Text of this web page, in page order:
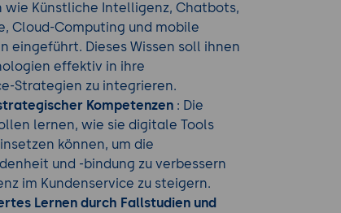
wie Künstliche Intelligenz, Chatbots,
Cloud-Computing und mobile
eingeführt. Dieses Wissen soll ihnen
effektiv in ihre
Strategien zu integrieren.
Kompetenzen: Die
lernen, wie sie digitale Tools
können, um die
und -bindung zu verbessern
im Kundenservice zu steigern.
Lernen durch Fallstudien und